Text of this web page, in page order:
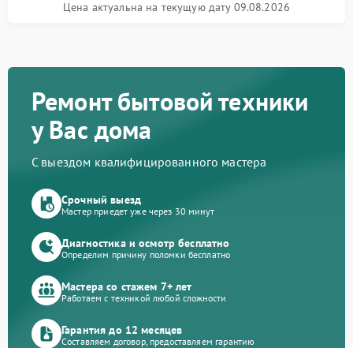
Цена актуальна на текущую дату 09.08.2026
Ремонт бытовой техники
у Вас дома
С выездом квалифицированного мастера
Срочный выезд
Мастер приедет уже через 30 минут
Диагностика и осмотр бесплатно
Определим причину поломки бесплатно
Мастера со стажем 7+ лет
Работаем с техникой любой сложности
Гарантия до 12 месяцев
Составляем договор, предоставляем гарантию